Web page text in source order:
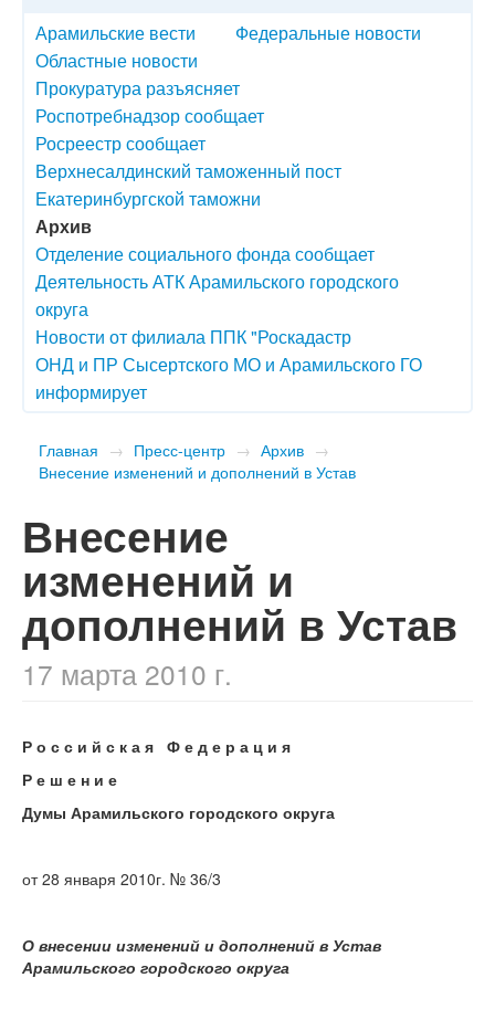
Арамильские вести
Федеральные новости
Областные новости
Прокуратура разъясняет
Роспотребнадзор сообщает
Росреестр сообщает
Верхнесалдинский таможенный пост
Екатеринбургской таможни
Архив
Отделение социального фонда сообщает
Деятельность АТК Арамильского городского
округа
Новости от филиала ППК "Роскадастр
ОНД и ПР Сысертского МО и Арамильского ГО
информирует
Главная → Пресс-центр → Архив →
Внесение изменений и дополнений в Устав
Внесение
изменений и
дополнений в Устав
17 марта 2010 г.
Р о с с и й с к а я Ф е д е р а ц и я
Р е ш е н и е
Думы Арамильского городского округа
от 28 января 2010г. № 36/3
О внесении изменений и дополнений в Устав
Арамильского городского округа